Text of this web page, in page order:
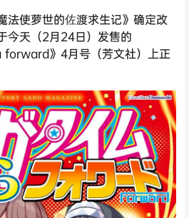
法使萝世的佐渡求生记》确定改
今天（2月24日）发售的
》4月号（芳文社）上正